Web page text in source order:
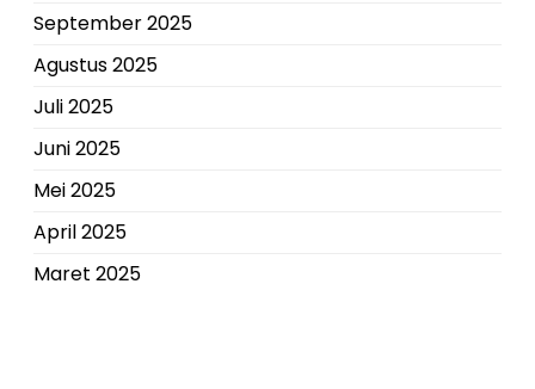
September 2025
Agustus 2025
Juli 2025
Juni 2025
Mei 2025
April 2025
Maret 2025